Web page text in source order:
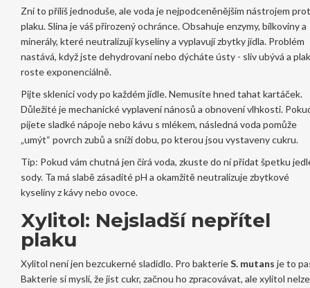
Zní to příliš jednoduše, ale voda je nejpodceněnějším nástrojem
plaku. Slina je váš přirozený ochránce. Obsahuje enzymy, bílkoviny a
minerály, které neutralizují kyseliny a vyplavují zbytky jídla. Problém
nastává, když jste dehydrovaní nebo dýcháte ústy - sliv ubývá a plak
roste exponenciálně.
Pijte sklenici vody po každém jídle. Nemusíte hned tahat kartáček.
Důležité je mechanické vyplavení nánosů a obnovení vlhkosti.
pijete sladké nápoje nebo kávu s mlékem, následná voda pomůže
„umýt“ povrch zubů a sníží dobu, po kterou jsou vystaveny cukru.
Tip: Pokud vám chutná jen čirá voda, zkuste do ní přidat špetku
sody. Ta má slabě zásadité pH a okamžitě neutralizuje zbytkové
kyseliny z kávy nebo ovoce.
Xylitol: Nejsladší nepřítel
plaku
Xylitol není jen bezcukerné sladidlo. Pro bakterieS. mutans je to
Bakterie si myslí, že jist cukr, začnou ho zpracovávat, ale xylitol nelze